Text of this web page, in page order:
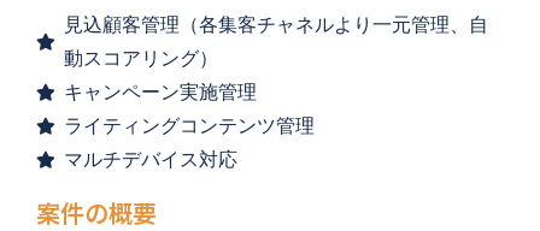
見込顧客管理（各集客チャネルより一元管理、自
動スコアリング）
キャンペーン実施管理
ライティングコンテンツ管理
マルチデバイス対応
案件の概要